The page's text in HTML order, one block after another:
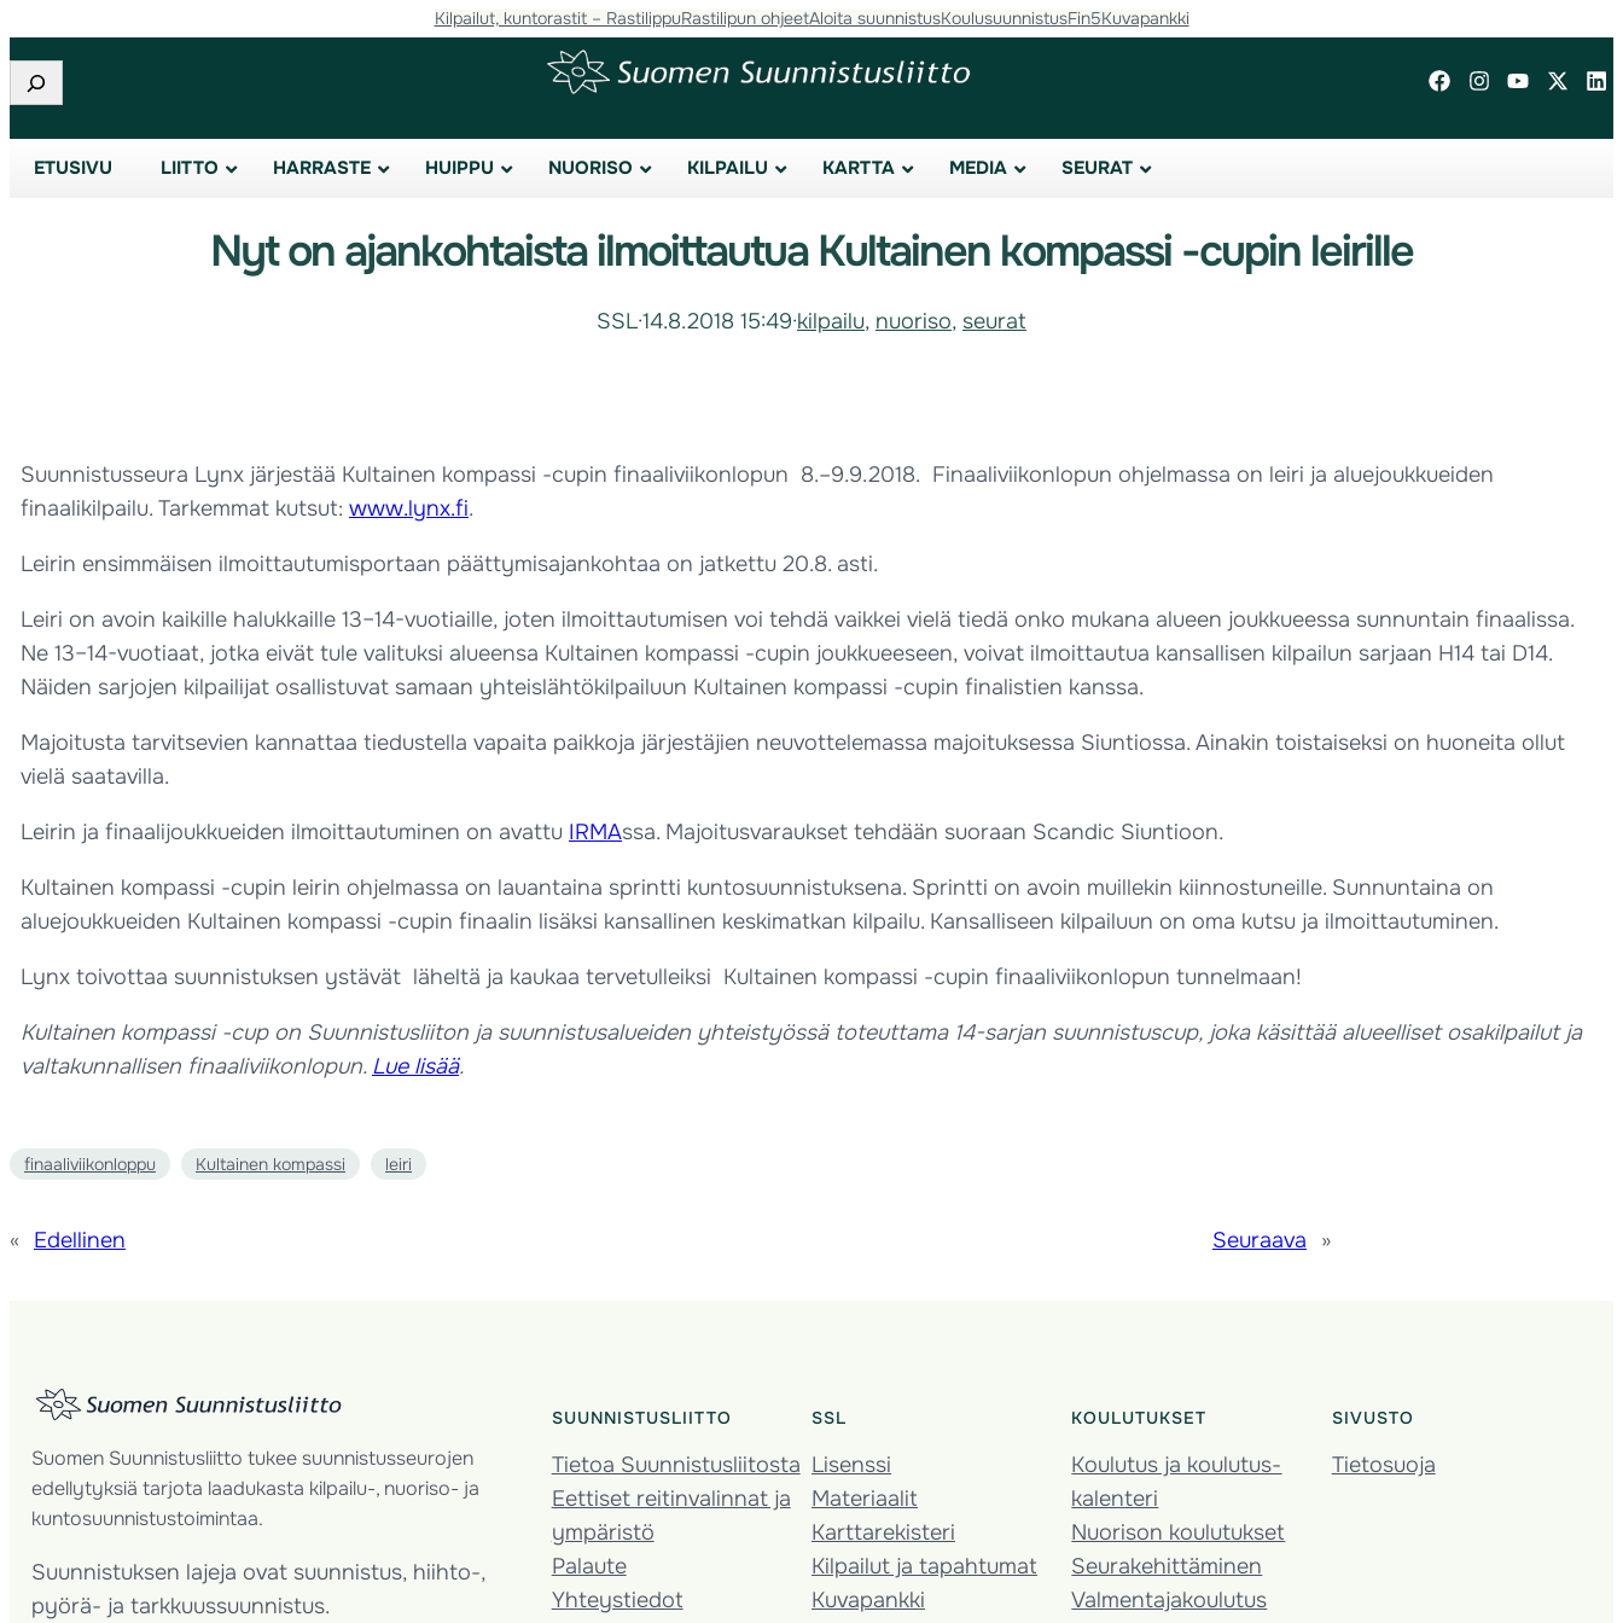
Kilpailut, kuntorastit – RastilippuRastilipun ohjeetAloita suunnistusKoulusuunnistusFin5Kuvapankki
Etsi
ETUSIVU LIITTO HARRASTE HUIPPU NUORISO KILPAILU KARTTA MEDIA SEURAT
Nyt on ajankohtaista ilmoittautua Kultainen kompassi -cupin leirille
SSL·14.8.2018 15:49·kilpailu, nuoriso, seurat
Suunnistusseura Lynx järjestää Kultainen kompassi -cupin finaaliviikonlopun 8.–9.9.2018. Finaaliviikonlopun ohjelmassa on leiri ja aluejoukkueiden
finaalikilpailu. Tarkemmat kutsut: www.lynx.fi.
Leirin ensimmäisen ilmoittautumisportaan päättymisajankohtaa on jatkettu 20.8. asti.
Leiri on avoin kaikille halukkaille 13–14-vuotiaille, joten ilmoittautumisen voi tehdä vaikkei vielä tiedä onko mukana alueen joukkueessa sunnuntain finaalissa.
Ne 13–14-vuotiaat, jotka eivät tule valituksi alueensa Kultainen kompassi -cupin joukkueeseen, voivat ilmoittautua kansallisen kilpailun sarjaan H14 tai D14.
Näiden sarjojen kilpailijat osallistuvat samaan yhteislähtökilpailuun Kultainen kompassi -cupin finalistien kanssa.
Majoitusta tarvitsevien kannattaa tiedustella vapaita paikkoja järjestäjien neuvottelemassa majoituksessa Siuntiossa. Ainakin toistaiseksi on huoneita ollut
vielä saatavilla.
Leirin ja finaalijoukkueiden ilmoittautuminen on avattu IRMAssa. Majoitusvaraukset tehdään suoraan Scandic Siuntioon.
Kultainen kompassi -cupin leirin ohjelmassa on lauantaina sprintti kuntosuunnistuksena. Sprintti on avoin muillekin kiinnostuneille. Sunnuntaina on
aluejoukkueiden Kultainen kompassi -cupin finaalin lisäksi kansallinen keskimatkan kilpailu. Kansalliseen kilpailuun on oma kutsu ja ilmoittautuminen.
Lynx toivottaa suunnistuksen ystävät läheltä ja kaukaa tervetulleiksi Kultainen kompassi -cupin finaaliviikonlopun tunnelmaan!
Kultainen kompassi -cup on Suunnistusliiton ja suunnistusalueiden yhteistyössä toteuttama 14-sarjan suunnistuscup, joka käsittää alueelliset osakilpailut ja
valtakunnallisen finaaliviikonlopun. Lue lisää.
finaaliviikonloppu Kultainen kompassi leiri
« Edellinen Seuraava »
Suomen Suunnistusliitto tukee suunnistusseurojen
edellytyksiä tarjota laadukasta kilpailu-, nuoriso- ja
kuntosuunnistustoimintaa.
Suunnistuksen lajeja ovat suunnistus, hiihto-,
pyörä- ja tarkkuussuunnistus.
SUUNNISTUSLIITTO
Tietoa Suunnistusliitosta
Eettiset reitinvalinnat ja
ympäristö
Palaute
Yhteystiedot
SSL
Lisenssi
Materiaalit
Karttarekisteri
Kilpailut ja tapahtumat
Kuvapankki
KOULUTUKSET
Koulutus ja koulutus­
kalenteri
Nuorison koulutukset
Seura­kehittäminen
Valmentaja­koulutus
SIVUSTO
Tietosuoja